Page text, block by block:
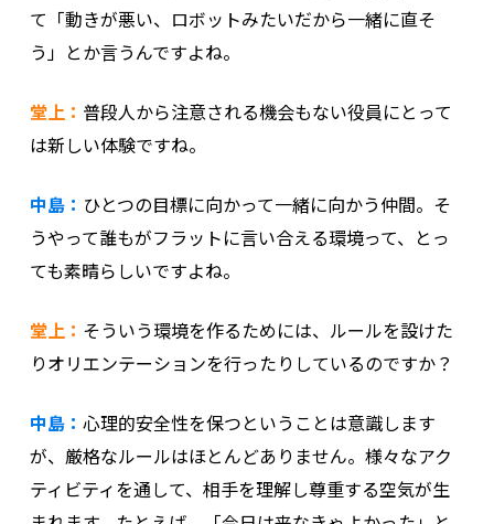
て「動きが悪い、ロボットみたいだから一緒に直そ
う」とか言うんですよね。
堂上： 普段人から注意される機会もない役員にとって
は新しい体験ですね。
中島： ひとつの目標に向かって一緒に向かう仲間。そ
うやって誰もがフラットに言い合える環境って、とっ
ても素晴らしいですよね。
堂上： そういう環境を作るためには、ルールを設けた
りオリエンテーションを行ったりしているのですか？
中島： 心理的安全性を保つということは意識します
が、厳格なルールはほとんどありません。様々なアク
ティビティを通して、相手を理解し尊重する空気が生